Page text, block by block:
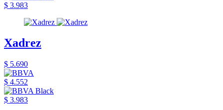
$ 3.983
Xadrez
$ 5.690
$ 4.552
$ 3.983